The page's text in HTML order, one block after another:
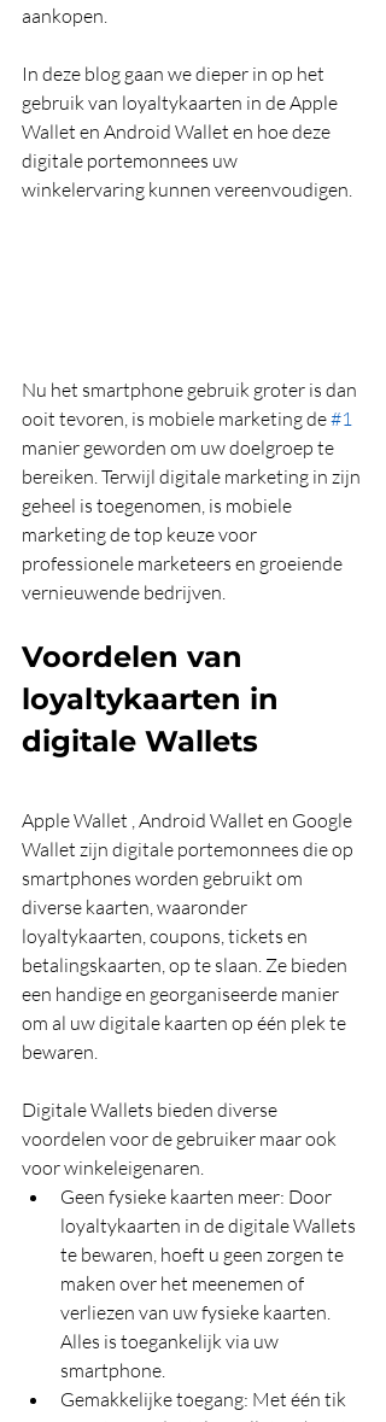
aankopen.
In deze blog gaan we dieper in op het
gebruik van loyaltykaarten in de Apple
Wallet en Android Wallet en hoe deze
digitale portemonnees uw
winkelervaring kunnen vereenvoudigen.
Nu het smartphone gebruik groter is dan
ooit tevoren, is mobiele marketing de #1
manier geworden om uw doelgroep te
bereiken. Terwijl digitale marketing in zijn
geheel is toegenomen, is mobiele
marketing de top keuze voor
professionele marketeers en groeiende
vernieuwende bedrijven.
Voordelen van
loyaltykaarten in
digitale Wallets
Apple Wallet , Android Wallet en Google
Wallet zijn digitale portemonnees die op
smartphones worden gebruikt om
diverse kaarten, waaronder
loyaltykaarten, coupons, tickets en
betalingskaarten, op te slaan. Ze bieden
een handige en georganiseerde manier
om al uw digitale kaarten op één plek te
bewaren.
Digitale Wallets bieden diverse
voordelen voor de gebruiker maar ook
voor winkeleigenaren.
Geen fysieke kaarten meer: Door
loyaltykaarten in de digitale Wallets
te bewaren, hoeft u geen zorgen te
maken over het meenemen of
verliezen van uw fysieke kaarten.
Alles is toegankelijk via uw
smartphone.
Gemakkelijke toegang: Met één tik